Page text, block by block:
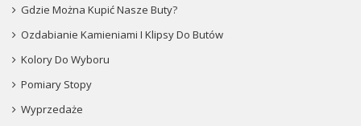
Gdzie Można Kupić Nasze Buty?
Ozdabianie Kamieniami I Klipsy Do Butów
Kolory Do Wyboru
Pomiary Stopy
Wyprzedaże